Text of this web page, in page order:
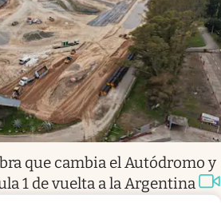
que cambia el Autódromo y
1 de vuelta a la Argentina